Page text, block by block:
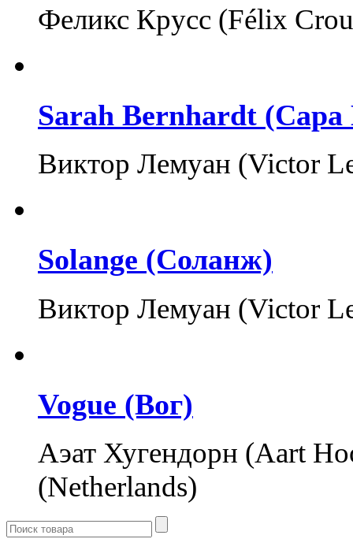
Феликс Крусс (Félix
Sarah Bernhardt (Сара
Виктор Лемуан (Victor
Solange (Соланж)
Виктор Лемуан (Victor
Vogue (Вог)
Аэат Хугендорн (Aart
(Netherlands)